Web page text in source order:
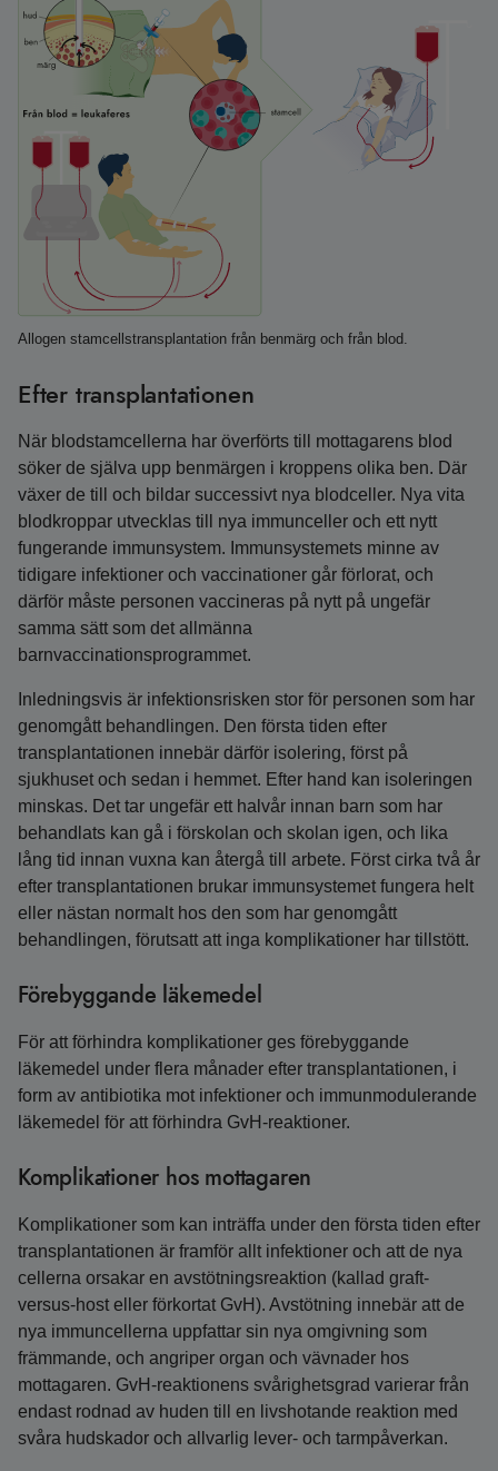
Allogen stamcellstransplantation från benmärg och från blod.
Efter transplantationen
När blodstamcellerna har överförts till mottagarens blod
söker de själva upp benmärgen i kroppens olika ben. Där
växer de till och bildar successivt nya blodceller. Nya vita
blodkroppar utvecklas till nya immunceller och ett nytt
fungerande immunsystem. Immunsystemets minne av
tidigare infektioner och vaccinationer går förlorat, och
därför måste personen vaccineras på nytt på ungefär
samma sätt som det allmänna
barnvaccinationsprogrammet.
Inledningsvis är infektionsrisken stor för personen som har
genomgått behandlingen. Den första tiden efter
transplantationen innebär därför isolering, först på
sjukhuset och sedan i hemmet. Efter hand kan isoleringen
minskas. Det tar ungefär ett halvår innan barn som har
behandlats kan gå i förskolan och skolan igen, och lika
lång tid innan vuxna kan återgå till arbete. Först cirka två år
efter transplantationen brukar immunsystemet fungera helt
eller nästan normalt hos den som har genomgått
behandlingen, förutsatt att inga komplikationer har tillstött.
Förebyggande läkemedel
För att förhindra komplikationer ges förebyggande
läkemedel under flera månader efter transplantationen, i
form av antibiotika mot infektioner och immunmodulerande
läkemedel för att förhindra GvH-reaktioner.
Komplikationer hos mottagaren
Komplikationer som kan inträffa under den första tiden efter
transplantationen är framför allt infektioner och att de nya
cellerna orsakar en avstötningsreaktion (kallad graft-
versus-host eller förkortat GvH). Avstötning innebär att de
nya immuncellerna uppfattar sin nya omgivning som
främmande, och angriper organ och vävnader hos
mottagaren. GvH-reaktionens svårighetsgrad varierar från
endast rodnad av huden till en livshotande reaktion med
svåra hudskador och allvarlig lever- och tarmpåverkan.